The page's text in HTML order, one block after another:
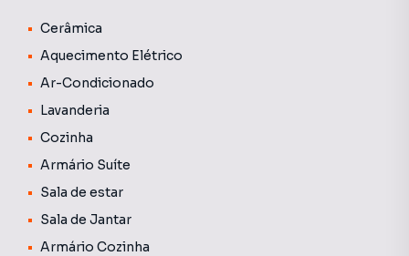
portaria com acesso remoto. Fachada do condomínio foi
revitalizado.
Localizado à 5 minutos da UEL, 5 quadras da AV Arthur
Thomas.
Cerâmica
Aquecimento Elétrico
Ar-Condicionado
Lavanderia
Cozinha
Armário Suíte
Sala de estar
Sala de Jantar
Armário Cozinha